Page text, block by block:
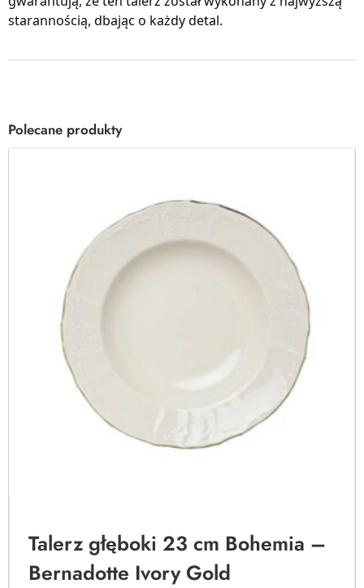
starannością, dbając o każdy detal.
Polecane produkty
Talerz głęboki 23 cm Bohemia –
Bernadotte Ivory Gold